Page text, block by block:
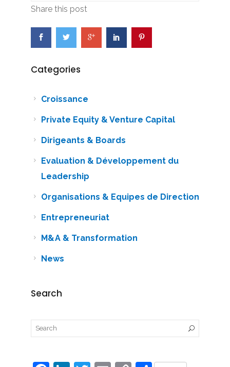
Share this post
Categories
Croissance
Private Equity & Venture Capital
Dirigeants & Boards
Evaluation & Développement du
Leadership
Organisations & Equipes de Direction
Entrepreneuriat
M&A & Transformation
News
Search